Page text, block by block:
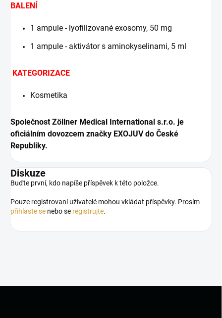
BALENÍ
1 ampule - lyofilizované exosomy, 50 mg
1 ampule - aktivátor s aminokyselinami, 5 ml
KATEGORIZACE
Kosmetika
Společnost Zöllner Medical International s.r.o. je
oficiálním dovozcem značky EXOJUV do České
Republiky.
Diskuze
Buďte první, kdo napíše příspěvek k této položce.
Pouze registrovaní uživatelé mohou vkládat příspěvky. Prosím
přihlaste se nebo se registrujte.